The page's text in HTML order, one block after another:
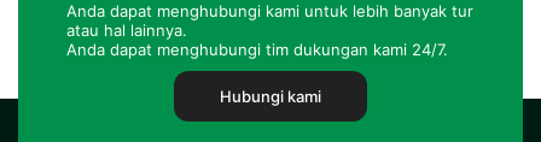
Anda dapat menghubungi kami untuk lebih banyak tur
atau hal lainnya.
Anda dapat menghubungi tim dukungan kami 24/7.
Hubungi kami